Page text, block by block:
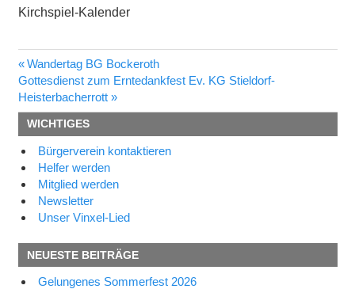
Kirchspiel-Kalender
Beitragsnavigation
Vorheriger
Beitrag:
Wandertag BG Bockeroth
Nächster
Beitrag:
Gottesdienst zum Erntedankfest Ev. KG Stieldorf-
Heisterbacherrott
WICHTIGES
Bürgerverein kontaktieren
Helfer werden
Mitglied werden
Newsletter
Unser Vinxel-Lied
NEUESTE BEITRÄGE
Gelungenes Sommerfest 2026